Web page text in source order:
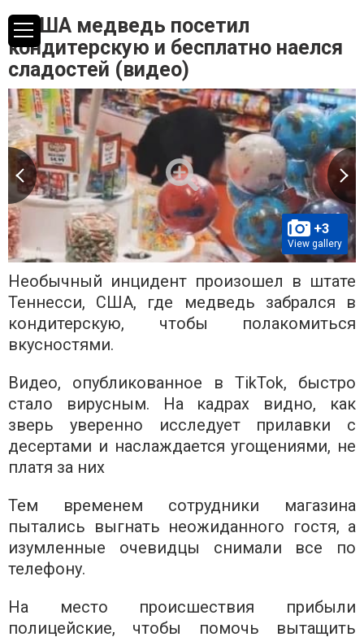
В США медведь посетил
кондитерскую и бесплатно наелся
сладостей (видео)
+3
View gallery
Необычный инцидент произошел в штате
Теннесси, США, где медведь забрался в
кондитерскую, чтобы полакомиться
вкусностями.
Видео, опубликованное в TikTok, быстро
стало вирусным. На кадрах видно, как
зверь уверенно исследует прилавки с
десертами и наслаждается угощениями, не
платя за них
Тем временем сотрудники магазина
пытались выгнать неожиданного гостя, а
изумленные очевидцы снимали все по
телефону.
На место происшествия прибыли
полицейские, чтобы помочь вытащить